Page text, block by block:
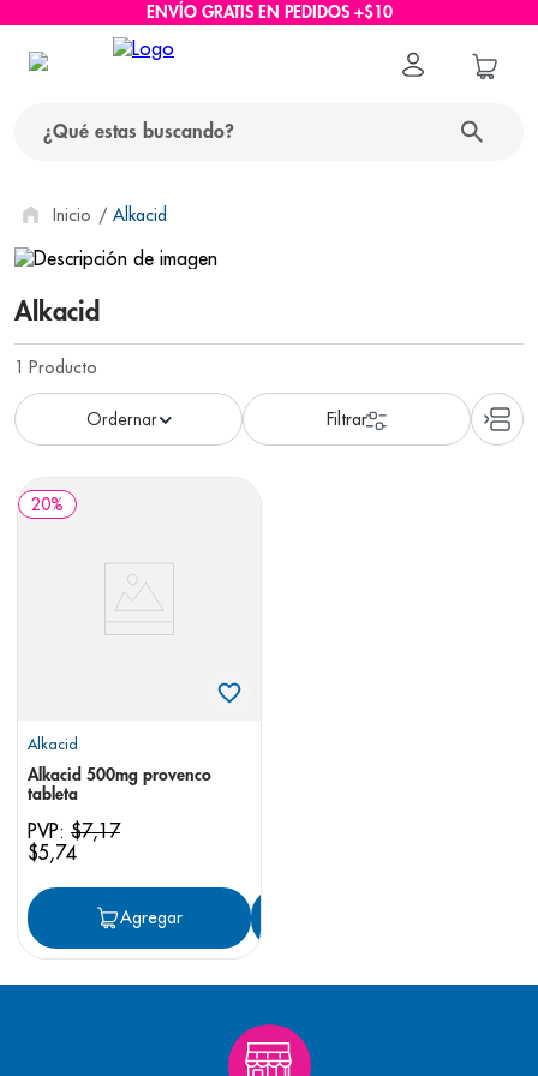
ENVÍO GRATIS EN PEDIDOS +$10
Alkacid
Alkacid
1 Producto
20%
Alkacid
Alkacid 500mg provenco
tableta
PVP: $7,17
$5,74
Agregar
términos más buscados
1. protector solar
2. pañales
3
4. cerave
6. shampoo
7.
panolini
pediasure